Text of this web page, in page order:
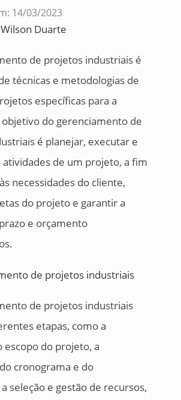
14/03/2023
Wilson Duarte
de projetos industriais é
técnicas e metodologias de
específicas para a
do gerenciamento de
é planejar, executar e
atividades de um projeto, a fim
necessidades do cliente,
do projeto e garantir a
e orçamento
de projetos industriais
etapas, como a
escopo do projeto, a
cronograma e do
seleção e gestão de recursos,